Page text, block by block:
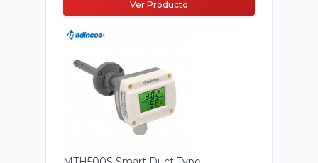
Ver Producto